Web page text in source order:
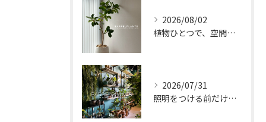
2026/08/02
植物ひとつで、空間はもっと完成する。
2026/07/31
照明をつける前だけの、特別な時間。